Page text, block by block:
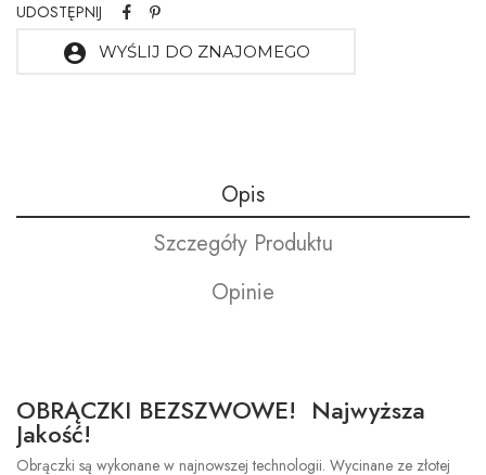
UDOSTĘPNIJ
account_circle WYŚLIJ DO ZNAJOMEGO
Opis
Szczegóły Produktu
Opinie
OBRĄCZKI BEZSZWOWE! Najwyższa
Jakość!
Obrączki są wykonane w najnowszej technologii. Wycinane ze złotej